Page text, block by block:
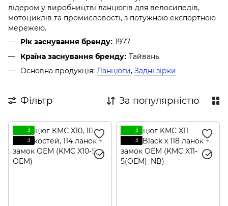
лідером у виробництві ланцюгів для велосипедів,
мотоциклів та промисловості, з потужною експортною
мережею.
Рік заснування бренду: 1977
Країна заснування бренду: Тайвань
Основна продукція: Ланцюги, Задні зірки
Фільтр За популярністю
3
3
3
3